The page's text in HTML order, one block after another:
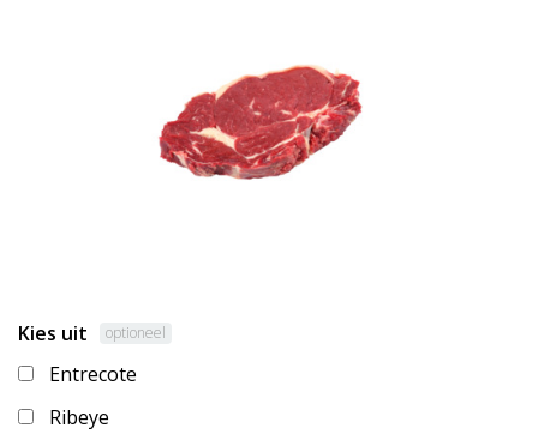
Kies uit optioneel
Entrecote
Ribeye